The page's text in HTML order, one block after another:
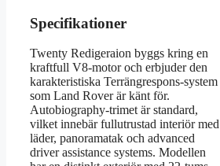
Specifikationer
Twenty Redigeraion byggs kring en
kraftfull V8-motor och erbjuder den
karakteristiska Terrängrespons-system
som Land Rover är känt för.
Autobiography-trimet är standard,
vilket innebär fullutrustad interiör med
läder, panoramatak och advanced
driver assistance systems. Modellen